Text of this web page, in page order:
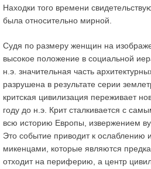
Находки того времени
была относительно мирной.
Судя по размеру женщин на
высокое положение в социальной
н.э. значительная часть
разрушена в результате серии
критская цивилизация переживает
году до н.э. Крит сталкивается с
всю историю Европы, извержением
Это событие приводит к ослаблению
микенцами, которые являются
отходит на периферию, а центр